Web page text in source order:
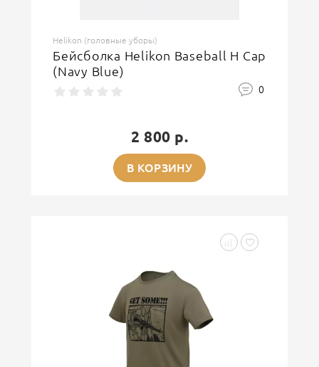
Helikon (головные уборы)
Бейсболка Helikon Baseball H Cap
(Navy Blue)
0
2 800 р.
В КОРЗИНУ